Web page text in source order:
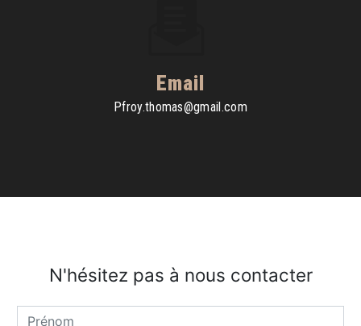
Email
pfroy.thomas@gmail.com
N'hésitez pas à nous contacter